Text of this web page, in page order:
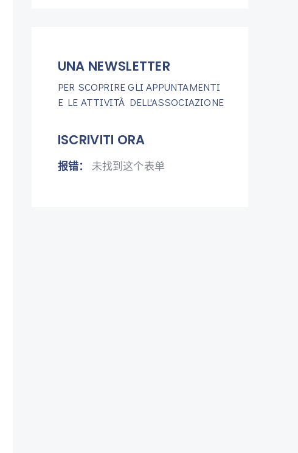
UNA NEWSLETTER
PER SCOPRIRE GLI APPUNTAMENTI
E LE ATTIVITÀ DELL'ASSOCIAZIONE
ISCRIVITI ORA
报错： 未找到这个表单